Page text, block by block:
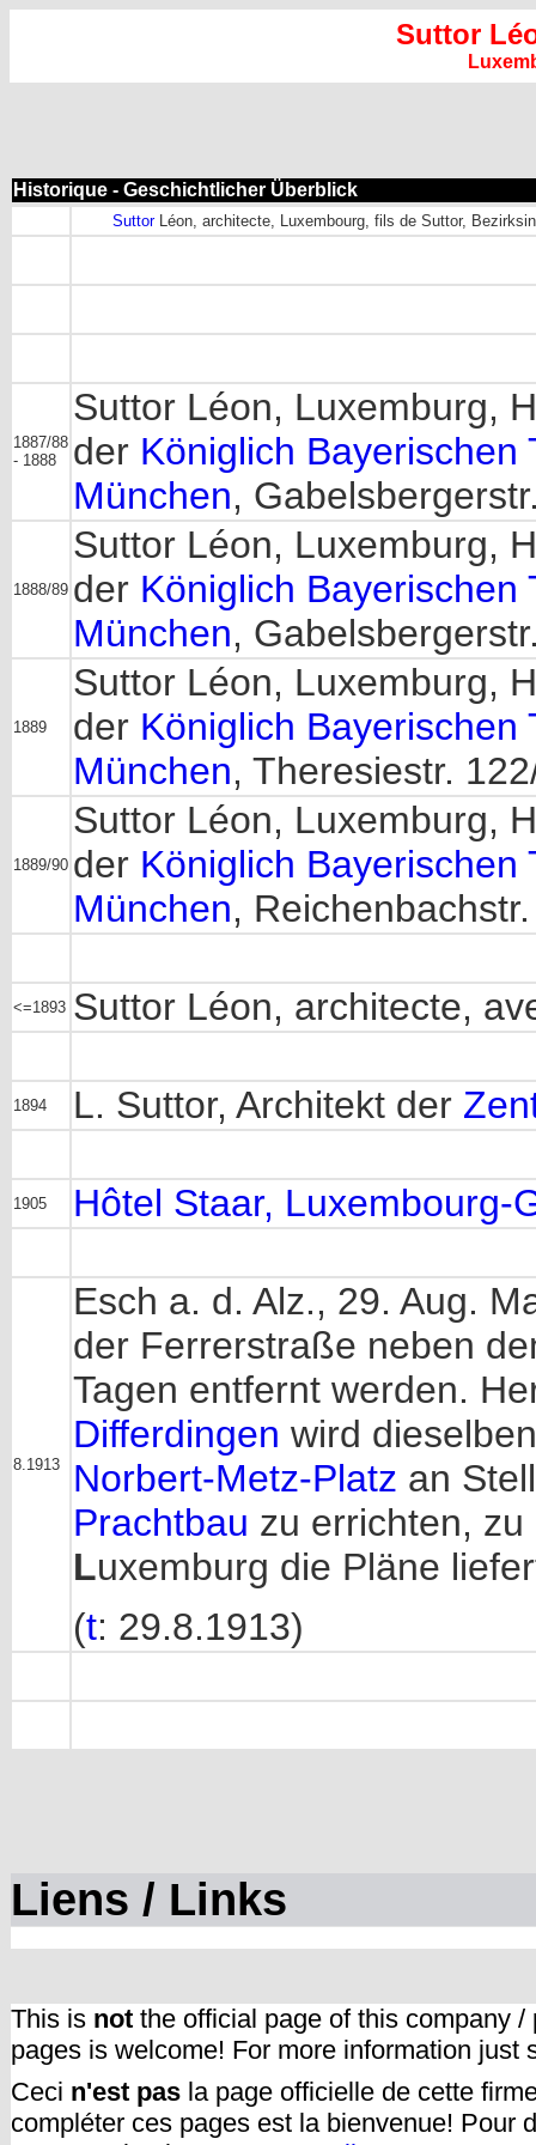
Suttor
Historique - Geschichtlicher Überblick
SuttorLéon, architecte, Luxembourg, fils de Suttor,
1887/88
- 1888
Suttor Léon, Luxemburg,
der Königlich Bayerischen
München,
1888/89
Suttor Léon, Luxemburg,
der Königlich Bayerischen
München,
1889
Suttor Léon, Luxemburg,
der Königlich Bayerischen
München, Theresiestr.
1889/90
Suttor Léon, Luxemburg,
der Königlich Bayerischen
München,
<=1893 Suttor Léon, architecte,
1894 L. Suttor, Architekt der
1905 Hôtel Staar, Luxembourg-
8.1913
Esch a. d. Alz., 29. Aug.
der Ferrerstraße neben
Tagen entfernt werden.
Differdingen wird
Norbert-Metz-Platz an
Prachtbau zu errichten,
Luxemburg die Pläne
(t: 29.8.1913)
Liens / Links
This is not the official page of this company
pages is welcome! For more information just
Ceci n'est pas la page officielle de cette
compléter ces pages est la bienvenue! Pour